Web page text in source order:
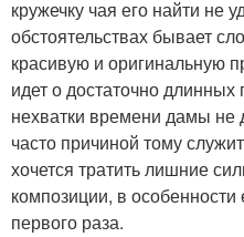
кружечку чая его найти не
обстоятельствах бывает
красивую и оригинальную
идет о достаточно длинных
нехватки времени дамы не
часто причиной тому
хочется тратить лишние
композиции, в особенности
первого раза.